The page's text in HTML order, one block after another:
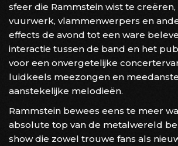
sfeer die Rammstein wist te creëren,
vuurwerk, vlammenwerpers en
effects de avond tot een ware
interactie tussen de band en het
voor een onvergetelijke
luidkeels meezongen en
aanstekelijke melodieën.
Rammstein bewees eens te meer
absolute top van de metalwereld
show die zowel trouwe fans als